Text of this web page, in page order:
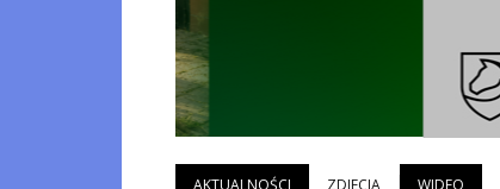
AKTUALNOŚCI ZDJECIA WIDEO